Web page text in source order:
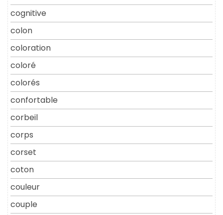
cognitive
colon
coloration
coloré
colorés
confortable
corbeil
corps
corset
coton
couleur
couple